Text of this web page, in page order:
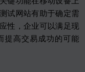
试网站有助于确定需
性，企业可以满足现
提高交易成功的可能